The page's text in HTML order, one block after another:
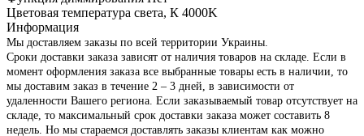
Цветовая температура света, К 4000K
Информация
Мы доставляем заказы по всей территории Украины.
Сроки доставки заказа зависят от наличия товаров на складе. Если в
момент оформления заказа все выбранные товары есть в наличии, то
мы доставим заказ в течение 2 – 3 дней, в зависимости от
удаленности Вашего региона. Если заказываемый товар отсутствует на
складе, то максимальный срок доставки заказа может составить 8
недель. Но мы стараемся доставлять заказы клиентам как можно